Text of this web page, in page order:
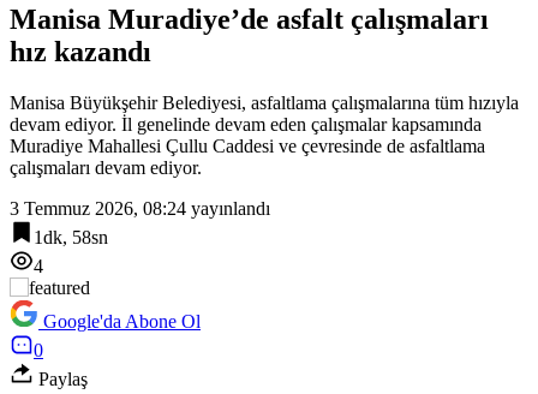
Bayer’den Türkiye’deki girişimcilere ‘Dijital Sağlık ve Tarım
Girişimleri Haritası’ çağrısı
13:30
Manisa Muradiye’de asfalt çalışmaları
hız kazandı
Manisa Büyükşehir Belediyesi, asfaltlama çalışmalarına tüm hızıyla
devam ediyor. İl genelinde devam eden çalışmalar kapsamında
Muradiye Mahallesi Çullu Caddesi ve çevresinde de asfaltlama
çalışmaları devam ediyor.
3 Temmuz 2026, 08:24 yayınlandı
1dk, 58sn
4
Google'da Abone Ol
0
Paylaş